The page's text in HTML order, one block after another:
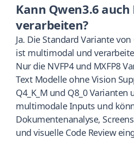
Kann Qwen3.6 auch
verarbeiten?
Ja. Die Standard Variante
ist multimodal und
Nur die NVFP4 und MXFP8
Text Modelle ohne Vision
Q4_K_M und Q8_0 Varianten
multimodale Inputs und
Dokumentenanalyse,
und visuelle Code Review